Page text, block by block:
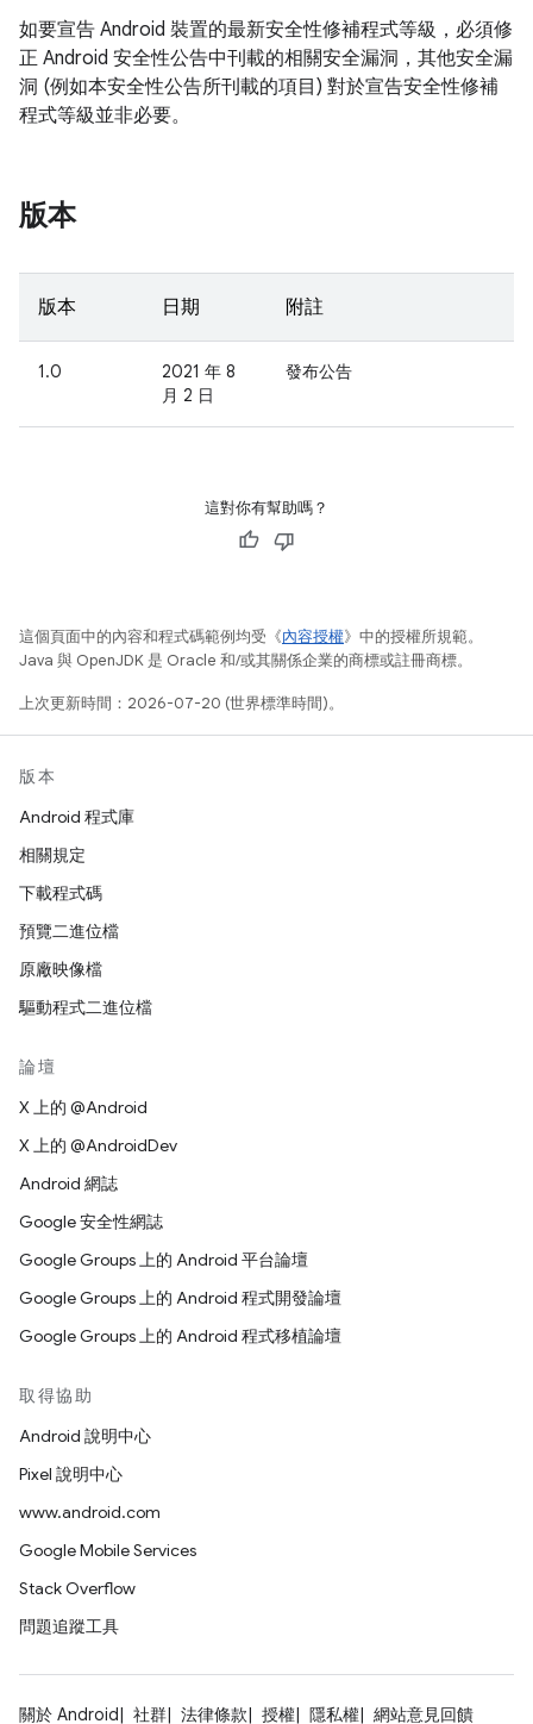
如要宣告 Android 裝置的最新安全性修補程式等級，必須修
正 Android 安全性公告中刊載的相關安全漏洞，其他安全漏
洞 (例如本安全性公告所刊載的項目) 對於宣告安全性修補
程式等級並非必要。
版本
版本 日期 附註
1.0
2021 年 8
月 2 日
發布公告
這對你有幫助嗎？
這個頁面中的內容和程式碼範例均受《內容授權》中的授權所規範。
Java 與 OpenJDK 是 Oracle 和/或其關係企業的商標或註冊商標。
上次更新時間：2026-07-20 (世界標準時間)。
版本
Android 程式庫
相關規定
下載程式碼
預覽二進位檔
原廠映像檔
驅動程式二進位檔
論壇
X 上的 @Android
X 上的 @AndroidDev
Android 網誌
Google 安全性網誌
Google Groups 上的 Android 平台論壇
Google Groups 上的 Android 程式開發論壇
Google Groups 上的 Android 程式移植論壇
取得協助
Android 說明中心
Pixel 說明中心
www.android.com
Google Mobile Services
Stack Overflow
問題追蹤工具
關於 Android 社群 法律條款 授權 隱私權 網站意見回饋